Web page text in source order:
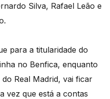
Silva, Rafael Leão e
para a titularidade do
no Benfica, enquanto
Real Madrid, vai ficar
vez que está a contas